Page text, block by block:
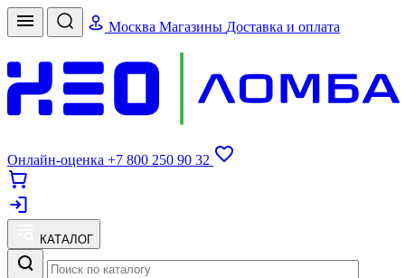
Москва Магазины Доставка и оплата
Онлайн-оценка +7 800 250 90 32
КАТАЛОГ